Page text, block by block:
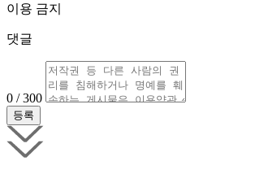
이용 금지
댓글
0 / 300